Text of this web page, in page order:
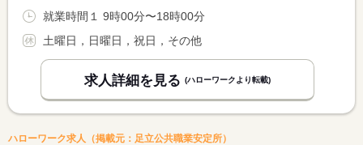
就業時間１ 9時00分〜18時00分
土曜日，日曜日，祝日，その他
求人詳細を見る (ハローワークより転載)
ハローワーク求人（掲載元：足立公共職業安定所）